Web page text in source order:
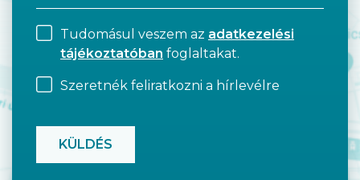
Tudomásul veszem az adatkezelési
tájékoztatóban foglaltakat.
Szeretnék feliratkozni a hírlevélre